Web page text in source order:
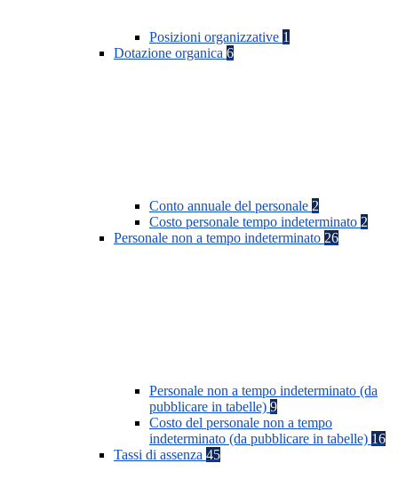
Posizioni organizzative 1
Dotazione organica 6
Conto annuale del personale 2
Costo personale tempo indeterminato 2
Personale non a tempo indeterminato 26
Personale non a tempo indeterminato (da
pubblicare in tabelle) 9
Costo del personale non a tempo
indeterminato (da pubblicare in tabelle) 16
Tassi di assenza 45